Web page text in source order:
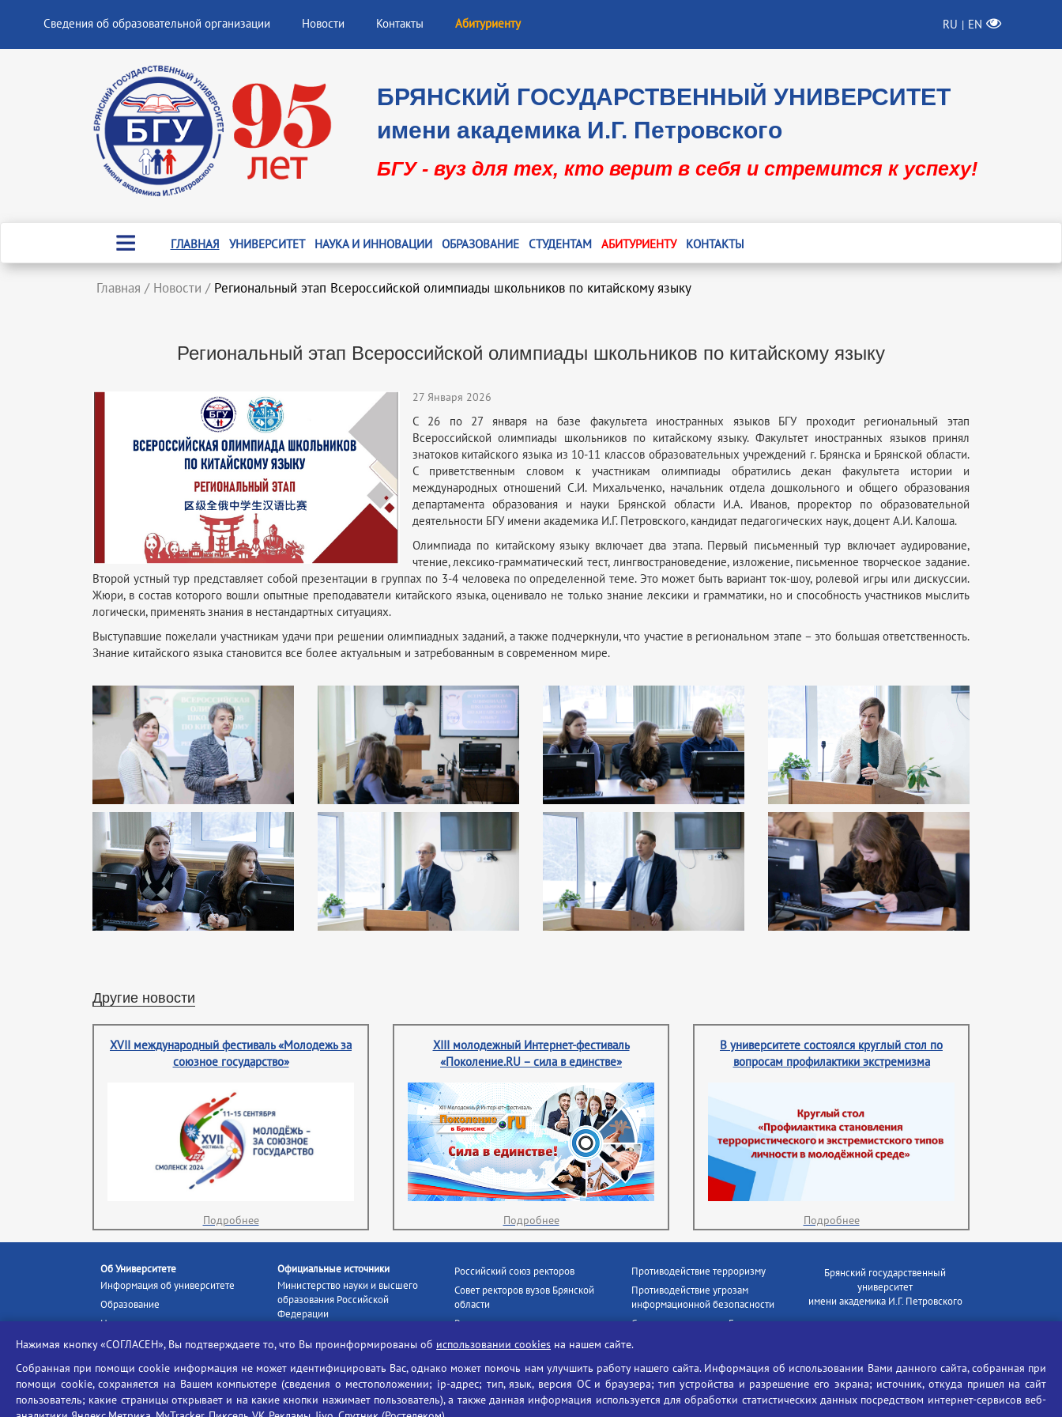
Сведения об образовательной организации Новости Контакты Абитуриенту RU | EN
БРЯНСКИЙ ГОСУДАРСТВЕННЫЙ УНИВЕРСИТЕТ
имени академика И.Г. Петровского
БГУ - вуз для тех, кто верит в себя и стремится к успеху!
ГЛАВНАЯ УНИВЕРСИТЕТ НАУКА И ИННОВАЦИИ ОБРАЗОВАНИЕ СТУДЕНТАМ АБИТУРИЕНТУ КОНТАКТЫ
Главная / Новости / Региональный этап Всероссийской олимпиады школьников по китайскому языку
Региональный этап Всероссийской олимпиады школьников по китайскому языку
27 Января 2026
С 26 по 27 января на базе факультета иностранных языков БГУ проходит региональный этап
Всероссийской олимпиады школьников по китайскому языку. Факультет иностранных языков принял
знатоков китайского языка из 10-11 классов образовательных учреждений г. Брянска и Брянской области.
С приветственным словом к участникам олимпиады обратились декан факультета истории и
международных отношений С.И. Михальченко, начальник отдела дошкольного и общего образования
департамента образования и науки Брянской области И.А. Иванов, проректор по образовательной
деятельности БГУ имени академика И.Г. Петровского, кандидат педагогических наук, доцент А.И. Калоша.
Олимпиада по китайскому языку включает два этапа. Первый письменный тур включает аудирование,
чтение, лексико-грамматический тест, лингвострановедение, изложение, письменное творческое задание.
Второй устный тур представляет собой презентации в группах по 3-4 человека по определенной теме. Это может быть вариант ток-шоу, ролевой игры или дискуссии.
Жюри, в состав которого вошли опытные преподаватели китайского языка, оценивало не только знание лексики и грамматики, но и способность участников мыслить
логически, применять знания в нестандартных ситуациях.
Выступавшие пожелали участникам удачи при решении олимпиадных заданий, а также подчеркнули, что участие в региональном этапе – это большая ответственность.
Знание китайского языка становится все более актуальным и затребованным в современном мире.
Другие новости
XVII международный фестиваль «Молодежь за
союзное государство»
Подробнее
XIII молодежный Интернет-фестиваль
«Поколение.RU – сила в единстве»
Подробнее
В университете состоялся круглый стол по
вопросам профилактики экстремизма
Подробнее
Об Университете
Информация об университете
Образование
Наука и инновации
Абитуриенту
Ассоциация выпускников
Центр тестирования
иностранных граждан
Официальные источники
Министерство науки и высшего
образования Российской
Федерации
Портал «Российское
образование»
Единое окно информационных
ресурсов
Российский союз ректоров
Совет ректоров вузов Брянской
области
Росстудцентр
Наши партнёры
Портал «Русский язык»
Учительская газета
Противодействие терроризму
Противодействие угрозам
информационной безопасности
Социальные ролики - Генеральная
БГУ против наркотиков
Брянский государственный
университет
имени академика И.Г. Петровского
Телефон: +7(4832)58-90-85
Нажимая кнопку «СОГЛАСЕН», Вы подтверждаете то, что Вы проинформированы об использовании cookies на нашем сайте.
Собранная при помощи cookie информация не может идентифицировать Вас, однако может помочь нам улучшить работу нашего сайта. Информация об использовании Вами данного сайта, собранная при
помощи cookie, сохраняется на Вашем компьютере (сведения о местоположении; ip-адрес; тип, язык, версия ОС и браузера; тип устройства и разрешение его экрана; источник, откуда пришел на сайт
пользователь; какие страницы открывает и на какие кнопки нажимает пользователь), а также данная информация используется для обработки статистических данных посредством интернет-сервисов веб-